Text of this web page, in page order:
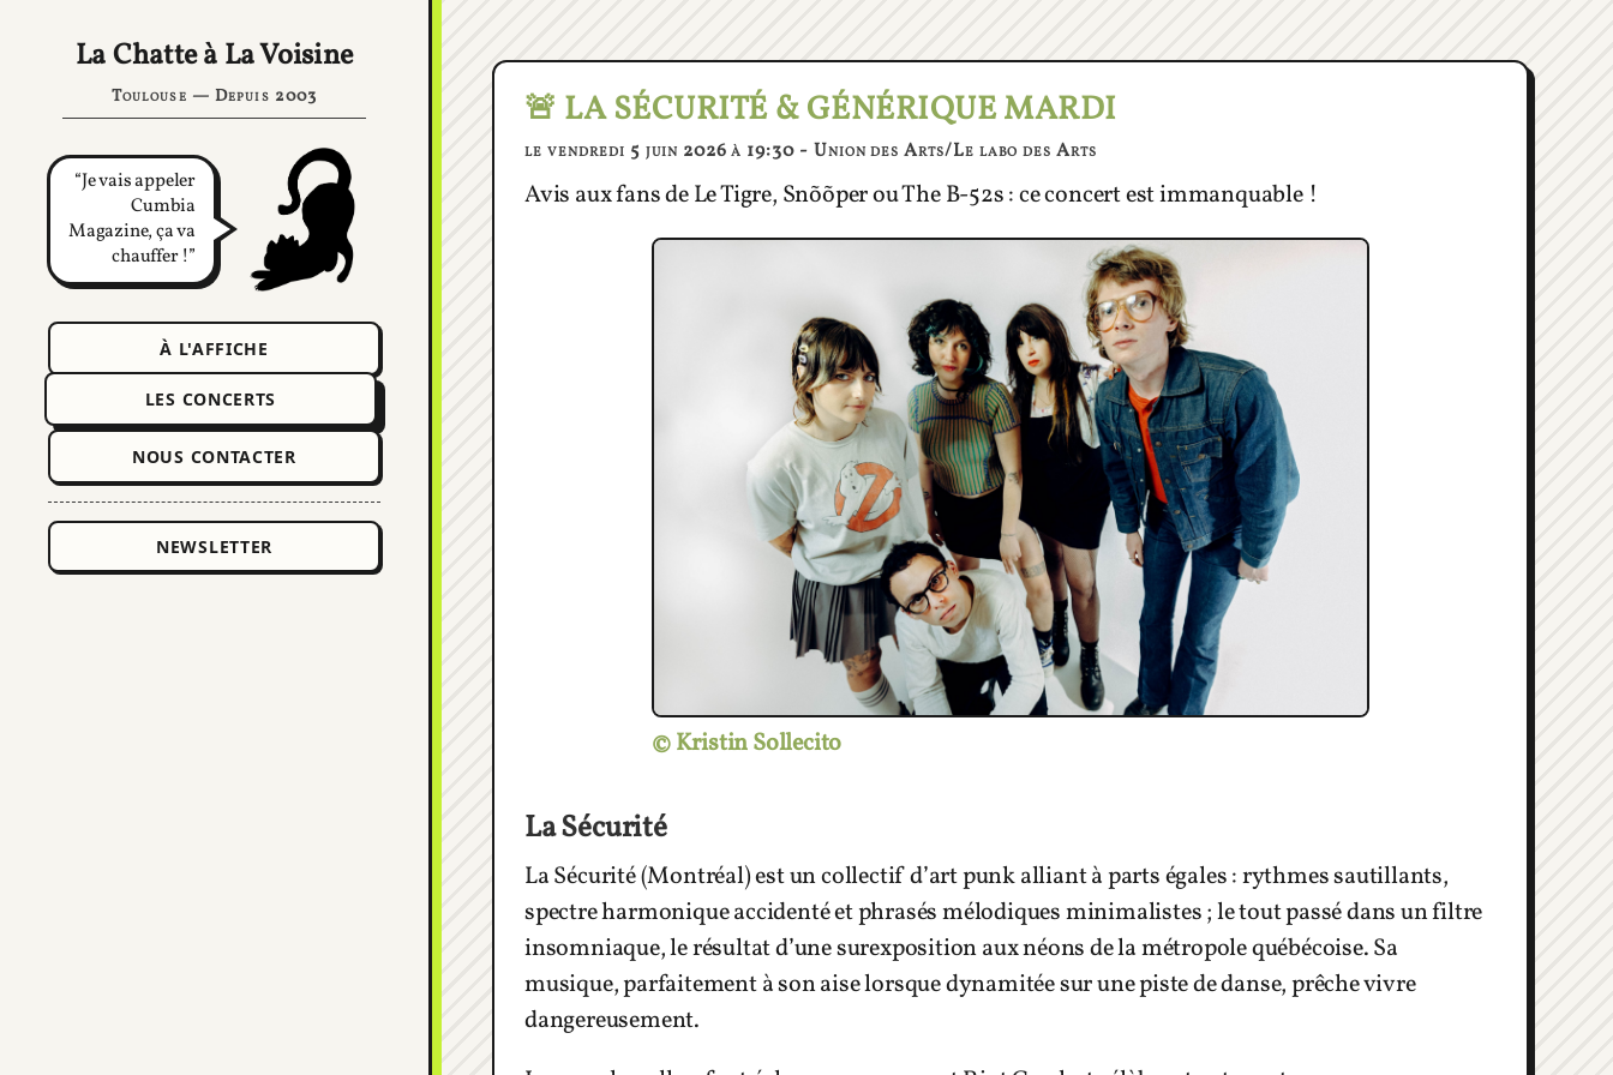
La Chatte à La Voisine
Toulouse — Depuis 2003
Je vais appeler
Cumbia
Magazine, ça va
chauffer !
À L'AFFICHE
LES CONCERTS
NOUS CONTACTER
🚨 LA SÉCURITÉ & GÉNÉRIQUE MARDI
le vendredi 5 juin 2026 à 19:30 - Union des Arts/Le labo des Arts
Avis aux fans de Le Tigre, Snõõper ou The B-52s : ce concert est immanquable !
© Kristin Sollecito
La Sécurité
La Sécurité (Montréal) est un collectif d’art punk alliant à parts égales : rythmes sautillants,
spectre harmonique accidenté et phrasés mélodiques minimalistes ; le tout passé dans un filtre
insomniaque, le résultat d’une surexposition aux néons de la métropole québécoise. Sa
musique, parfaitement à son aise lorsque dynamitée sur une piste de danse, prêche vivre
dangereusement.